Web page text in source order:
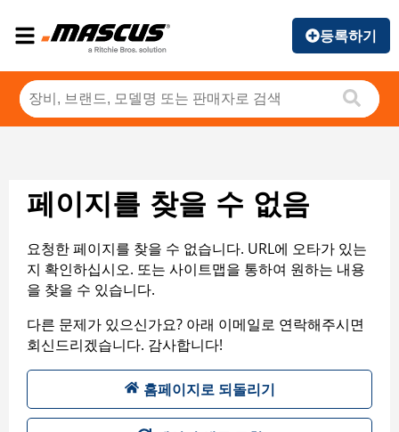
등록하기
페이지를 찾을 수 없음
요청한 페이지를 찾을 수 없습니다. URL에 오타가 있는
지 확인하십시오. 또는 사이트맵을 통하여 원하는 내용
을 찾을 수 있습니다.
다른 문제가 있으신가요? 아래 이메일로 연락해주시면
회신드리겠습니다. 감사합니다!
홈페이지로 되돌리기